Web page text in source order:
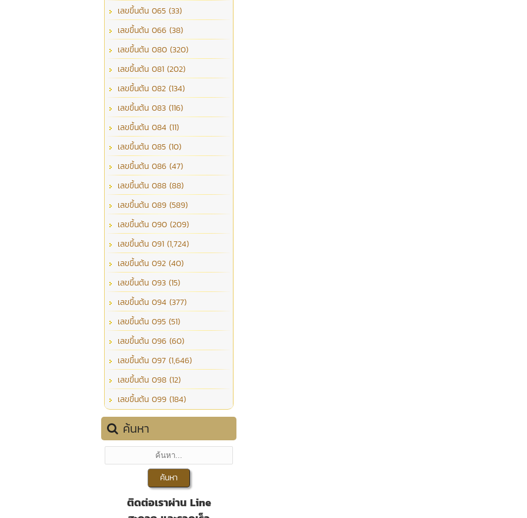
เลขขึ้นต้น 065 (33)
เลขขึ้นต้น 066 (38)
เลขขึ้นต้น 080 (320)
เลขขึ้นต้น 081 (202)
เลขขึ้นต้น 082 (134)
เลขขึ้นต้น 083 (116)
เลขขึ้นต้น 084 (11)
เลขขึ้นต้น 085 (10)
เลขขึ้นต้น 086 (47)
เลขขึ้นต้น 088 (88)
เลขขึ้นต้น 089 (589)
เลขขึ้นต้น 090 (209)
เลขขึ้นต้น 091 (1,724)
เลขขึ้นต้น 092 (40)
เลขขึ้นต้น 093 (15)
เลขขึ้นต้น 094 (377)
เลขขึ้นต้น 095 (51)
เลขขึ้นต้น 096 (60)
เลขขึ้นต้น 097 (1,646)
เลขขึ้นต้น 098 (12)
เลขขึ้นต้น 099 (184)
ค้นหา
ติดต่อเราผ่าน Line